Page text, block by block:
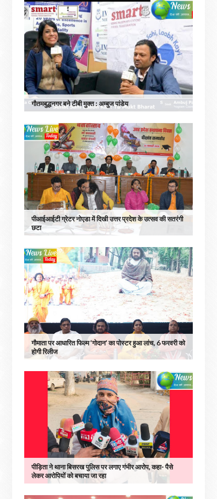
गौतमबुद्धनगर बने टीबी मुक्त : अम्बुज पांडेय
पीआईआईटी ग्रेटर नोएडा में दिखी उत्तर प्रदेश के उत्सव की सतरंगी
छटा
गौमाता पर आधारित फिल्म ‘गोदान’ का पोस्टर हुआ लांच, 6 फरवरी को
होगी रिलीज
पीड़िता ने थाना बिसरख पुलिस पर लगाए गंभीर आरोप, कहा- पैसे
लेकर आरोपियों को बचाया जा रहा